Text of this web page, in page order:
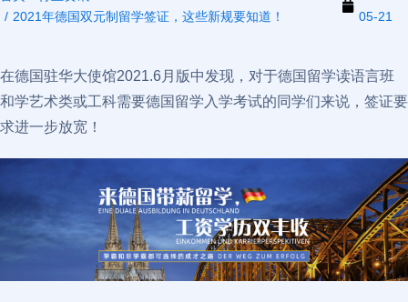
2021年德国双元制留学签证，这些新规要知道！
05-21
在德国驻华大使馆2021.6月版中发现，对于德国留学读语言班
和学艺术类或工科需要德国留学入学考试的同学们来说，签证要
求进一步放宽！